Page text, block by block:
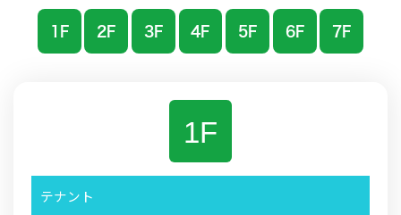
1F 2F 3F 4F 5F 6F 7F
1F
テナント